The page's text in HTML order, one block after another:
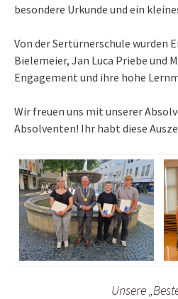
besondere Urkunde und ein
Von der Sertürnerschule wurden
Bielemeier, Jan Luca Priebe und
Engagement und ihre hohe
Wir freuen uns mit unserer
Absolventen! Ihr habt diese
Unsere